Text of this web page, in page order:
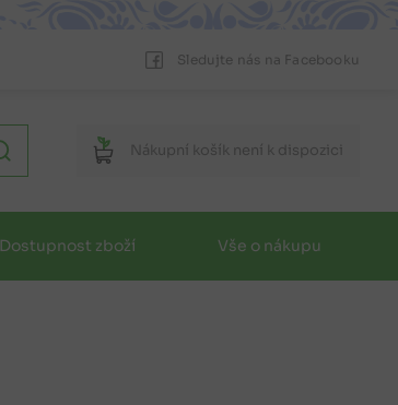
Sledujte nás na Facebooku
Nákupní košík není k dispozici
Dostupnost zboží Vše o nákupu